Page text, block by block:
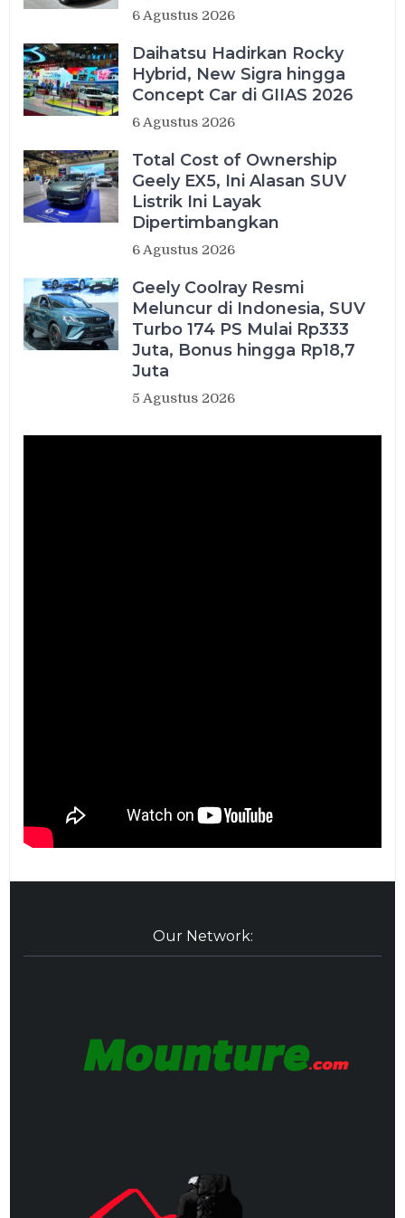
6 Agustus 2026
Daihatsu Hadirkan Rocky
Hybrid, New Sigra hingga
Concept Car di GIIAS 2026
6 Agustus 2026
Total Cost of Ownership
Geely EX5, Ini Alasan SUV
Listrik Ini Layak
Dipertimbangkan
6 Agustus 2026
Geely Coolray Resmi
Meluncur di Indonesia, SUV
Turbo 174 PS Mulai Rp333
Juta, Bonus hingga Rp18,7
Juta
5 Agustus 2026
Our Network: